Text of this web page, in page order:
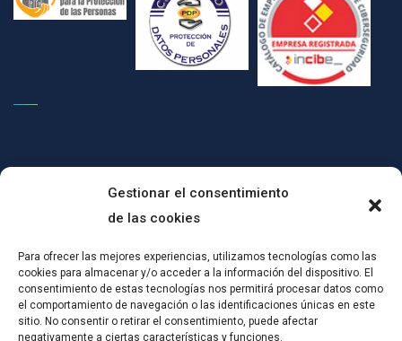
Gestionar el consentimiento
de las cookies
Para ofrecer las mejores experiencias, utilizamos tecnologías como las
cookies para almacenar y/o acceder a la información del dispositivo. El
consentimiento de estas tecnologías nos permitirá procesar datos como
el comportamiento de navegación o las identificaciones únicas en este
sitio. No consentir o retirar el consentimiento, puede afectar
negativamente a ciertas características y funciones.
(c)CONPRODAT ha implementado un Plan de Transformación Digital
para el mantenimiento del empleo por cuenta ajena, mediante
actuaciones de certificación en SGSI y mejoras tecnológicas:Esta
actuación ha sido subvencionada a través del Plan de Recuperación,